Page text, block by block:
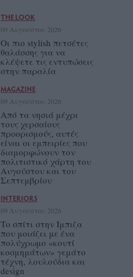
THE LOOK
09 Αυγούστου 2026
Οι πιο stylish πετσέτες
θαλάσσης για να
κλέψετε τις εντυπώσεις
στην παραλία
MAGAZINE
09 Αυγούστου 2026
Από τα νησιά μέχρι
τους χερσαίους
προορισμούς, αυτές
είναι οι εμπειρίες που
διαμορφώνουν τον
πολιτιστικό χάρτη του
Αυγούστου και του
Σεπτεμβρίου
INTERIORS
09 Αυγούστου 2026
Tο σπίτι στην Ίμπιζα
που μοιάζει με ένα
πολύχρωμο «κουτί
κοσμημάτων» γεμάτο
τέχνη, λουλούδια και
design